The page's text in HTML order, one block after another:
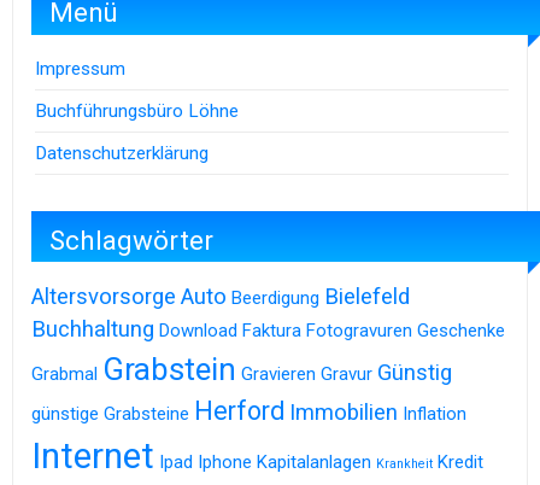
Menü
Impressum
Buchführungsbüro Löhne
Datenschutzerklärung
Schlagwörter
Altersvorsorge Auto Beerdigung Bielefeld
Buchhaltung Download Faktura Fotogravuren Geschenke
Grabmal Grabstein Gravieren Gravur Günstig
günstige Grabsteine Herford Immobilien Inflation
Internet Ipad Iphone Kapitalanlagen Krankheit Kredit